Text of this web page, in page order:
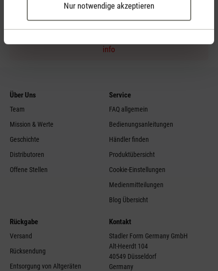
Nur notwendige akzeptieren
info
Über Uns
Team
Mission & Werte
Geschichte
Distributoren
Offene Stellen
Service
FAQ allgemein
Bedienungsanleitungen
Händler finden
Produktübersicht
Cookie-Einstellungen
Medienmitteilungen
Blog Übersicht
Rückgabe
Versand
Rücksendung
Entsorgung von Altgeräten
Kontakt
Stadler Form Germany GmbH
Alt-Heerdt 104
40549 Düsseldorf
Germany